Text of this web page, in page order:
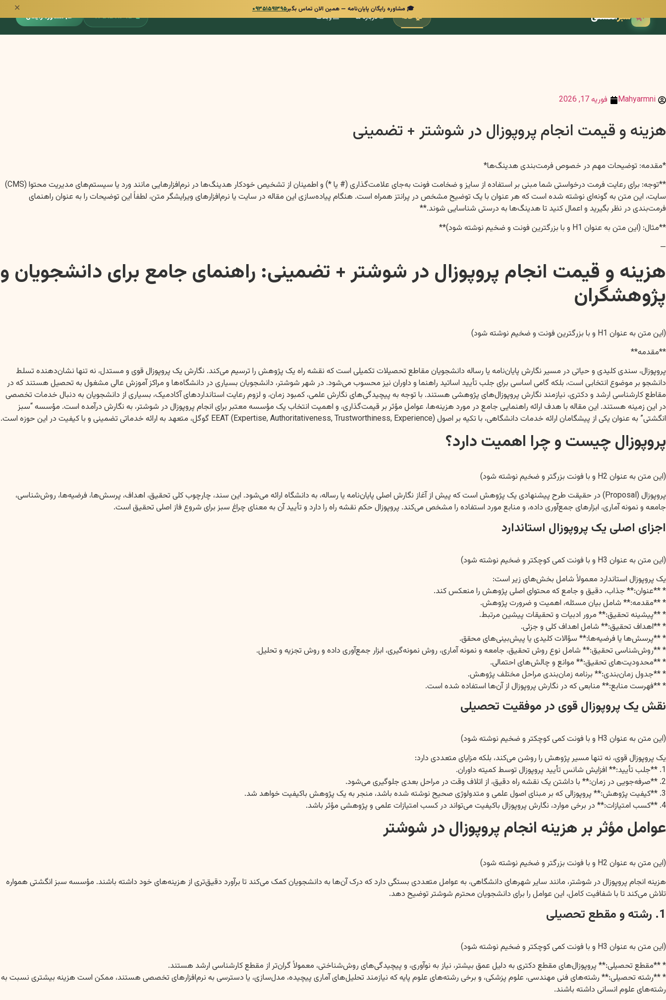
🎓 مشاوره رایگان پایان‌نامه — همین الان تماس بگیر۰۹۳۵۱۵۹۱۳۹۵ ✕
🌿 سبزانگشتی 🏠خانه 👋درباره ما 📰وبلاگ 📞۰۹۳۵۱۵۹۱۳۹۵ 🎓 مشاوره رایگان
Mahyarmni فوریه 17, 2026
هزینه و قیمت انجام پروپوزال در شوشتر + تضمینی
*مقدمه: توضیحات مهم در خصوص فرمت‌بندی هدینگ‌ها*
**توجه: برای رعایت فرمت درخواستی شما مبنی بر استفاده از سایز و ضخامت فونت به‌جای علامت‌گذاری (# یا *) و اطمینان از تشخیص خودکار هدینگ‌ها در نرم‌افزارهایی مانند ورد یا سیستم‌های مدیریت محتوا (CMS)
سایت، این متن به گونه‌ای نوشته شده است که هر عنوان با یک توضیح مشخص در پرانتز همراه است. هنگام پیاده‌سازی این مقاله در سایت یا نرم‌افزارهای ویرایشگر متن، لطفاً این توضیحات را به عنوان راهنمای
فرمت‌بندی در نظر بگیرید و اعمال کنید تا هدینگ‌ها به درستی شناسایی شوند.**
**مثال: (این متن به عنوان H1 و با بزرگترین فونت و ضخیم نوشته شود)**
—
هزینه و قیمت انجام پروپوزال در شوشتر + تضمینی: راهنمای جامع برای دانشجویان و
پژوهشگران
(این متن به عنوان H1 و با بزرگترین فونت و ضخیم نوشته شود)
**مقدمه**
پروپوزال، سندی کلیدی و حیاتی در مسیر نگارش پایان‌نامه یا رساله دانشجویان مقاطع تحصیلات تکمیلی است که نقشه راه یک پژوهش را ترسیم می‌کند. نگارش یک پروپوزال قوی و مستدل، نه تنها نشان‌دهنده تسلط
دانشجو بر موضوع انتخابی است، بلکه گامی اساسی برای جلب تأیید اساتید راهنما و داوران نیز محسوب می‌شود. در شهر شوشتر، دانشجویان بسیاری در دانشگاه‌ها و مراکز آموزش عالی مشغول به تحصیل هستند که در
مقاطع کارشناسی ارشد و دکتری، نیازمند نگارش پروپوزال‌های پژوهشی هستند. با توجه به پیچیدگی‌های نگارش علمی، کمبود زمان، و لزوم رعایت استانداردهای آکادمیک، بسیاری از دانشجویان به دنبال خدمات تخصصی
در این زمینه هستند. این مقاله با هدف ارائه راهنمایی جامع در مورد هزینه‌ها، عوامل مؤثر بر قیمت‌گذاری، و اهمیت انتخاب یک مؤسسه معتبر برای انجام پروپوزال در شوشتر، به نگارش درآمده است. مؤسسه “سبز
انگشتی” به عنوان یکی از پیشگامان ارائه خدمات دانشگاهی، با تکیه بر اصول EEAT (Expertise, Authoritativeness, Trustworthiness, Experience) گوگل، متعهد به ارائه خدماتی تضمینی و با کیفیت در این حوزه است.
پروپوزال چیست و چرا اهمیت دارد؟
(این متن به عنوان H2 و با فونت بزرگتر و ضخیم نوشته شود)
پروپوزال (Proposal) در حقیقت طرح پیشنهادی یک پژوهش است که پیش از آغاز نگارش اصلی پایان‌نامه یا رساله، به دانشگاه ارائه می‌شود. این سند، چارچوب کلی تحقیق، اهداف، پرسش‌ها، فرضیه‌ها، روش‌شناسی،
جامعه و نمونه آماری، ابزارهای جمع‌آوری داده، و منابع مورد استفاده را مشخص می‌کند. پروپوزال حکم نقشه راه را دارد و تأیید آن به معنای چراغ سبز برای شروع فاز اصلی تحقیق است.
اجزای اصلی یک پروپوزال استاندارد
(این متن به عنوان H3 و با فونت کمی کوچکتر و ضخیم نوشته شود)
یک پروپوزال استاندارد معمولاً شامل بخش‌های زیر است:
* **عنوان:** جذاب، دقیق و جامع که محتوای اصلی پژوهش را منعکس کند.
* **مقدمه:** شامل بیان مسئله، اهمیت و ضرورت پژوهش.
* **پیشینه تحقیق:** مرور ادبیات و تحقیقات پیشین مرتبط.
* **اهداف تحقیق:** شامل اهداف کلی و جزئی.
* **پرسش‌ها یا فرضیه‌ها:** سؤالات کلیدی یا پیش‌بینی‌های محقق.
* **روش‌شناسی تحقیق:** شامل نوع روش تحقیق، جامعه و نمونه آماری، روش نمونه‌گیری، ابزار جمع‌آوری داده و روش تجزیه و تحلیل.
* **محدودیت‌های تحقیق:** موانع و چالش‌های احتمالی.
* **جدول زمان‌بندی:** برنامه زمان‌بندی مراحل مختلف پژوهش.
* **فهرست منابع:** منابعی که در نگارش پروپوزال از آن‌ها استفاده شده است.
نقش یک پروپوزال قوی در موفقیت تحصیلی
(این متن به عنوان H3 و با فونت کمی کوچکتر و ضخیم نوشته شود)
یک پروپوزال قوی، نه تنها مسیر پژوهش را روشن می‌کند، بلکه مزایای متعددی دارد:
1. **جلب تأیید:** افزایش شانس تأیید پروپوزال توسط کمیته داوران.
2. **صرفه‌جویی در زمان:** با داشتن یک نقشه راه دقیق، از اتلاف وقت در مراحل بعدی جلوگیری می‌شود.
3. **کیفیت پژوهش:** پروپوزالی که بر مبنای اصول علمی و متدولوژی صحیح نوشته شده باشد، منجر به یک پژوهش باکیفیت خواهد شد.
4. **کسب امتیازات:** در برخی موارد، نگارش پروپوزال باکیفیت می‌تواند در کسب امتیازات علمی و پژوهشی مؤثر باشد.
عوامل مؤثر بر هزینه انجام پروپوزال در شوشتر
(این متن به عنوان H2 و با فونت بزرگتر و ضخیم نوشته شود)
هزینه انجام پروپوزال در شوشتر، مانند سایر شهرهای دانشگاهی، به عوامل متعددی بستگی دارد که درک آن‌ها به دانشجویان کمک می‌کند تا برآورد دقیق‌تری از هزینه‌های خود داشته باشند. مؤسسه سبز انگشتی همواره
تلاش می‌کند تا با شفافیت کامل، این عوامل را برای دانشجویان محترم شوشتر توضیح دهد.
1. رشته و مقطع تحصیلی
(این متن به عنوان H3 و با فونت کمی کوچکتر و ضخیم نوشته شود)
* **مقطع تحصیلی:** پروپوزال‌های مقطع دکتری به دلیل عمق بیشتر، نیاز به نوآوری، و پیچیدگی‌های روش‌شناختی، معمولاً گران‌تر از مقطع کارشناسی ارشد هستند.
* **رشته تحصیلی:** رشته‌های فنی مهندسی، علوم پزشکی، و برخی رشته‌های علوم پایه که نیازمند تحلیل‌های آماری پیچیده، مدل‌سازی، یا دسترسی به نرم‌افزارهای تخصصی هستند، ممکن است هزینه بیشتری نسبت به
رشته‌های علوم انسانی داشته باشند.